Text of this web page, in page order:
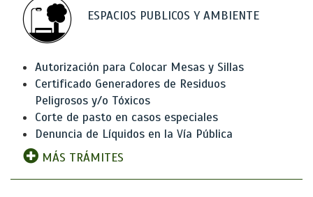
ESPACIOS PUBLICOS Y AMBIENTE
Autorización para Colocar Mesas y Sillas
Certificado Generadores de Residuos
Peligrosos y/o Tóxicos
Corte de pasto en casos especiales
Denuncia de Líquidos en la Vía Pública
MÁS TRÁMITES